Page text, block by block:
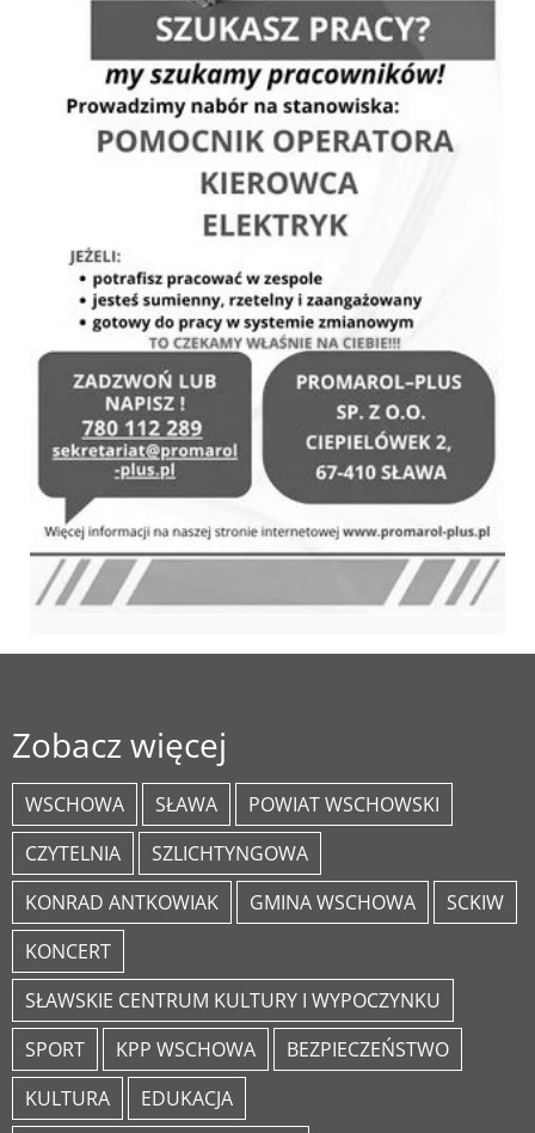
Zobacz więcej
WSCHOWA SŁAWA
POWIAT WSCHOWSKI
CZYTELNIA
SZLICHTYNGOWA
KONRAD ANTKOWIAK
GMINA WSCHOWA
SCKIW
KONCERT
SŁAWSKIE CENTRUM KULTURY I WYPOCZYNKU
SPORT
KPP WSCHOWA
BEZPIECZEŃSTWO
KULTURA
EDUKACJA